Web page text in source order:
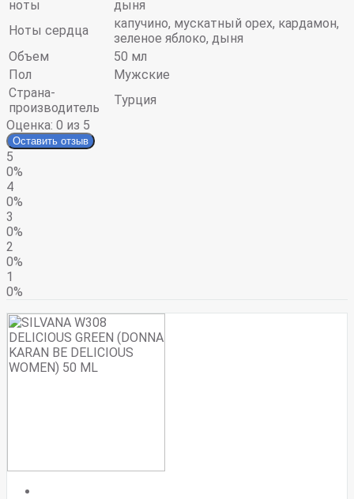
ноты
дыня
Ноты сердца
капучино, мускатный орех, кардамон,
зеленое яблоко, дыня
Объем
50 мл
Пол
Мужские
Страна-
производитель
Турция
Оценка: 0 из 5
Оставить отзыв
5
0%
4
0%
3
0%
2
0%
1
0%